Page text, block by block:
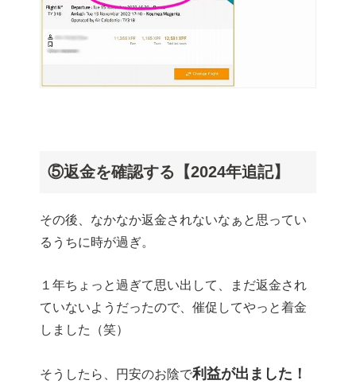
⑤返金を確認する【2024年追記】
その後、なかなか返金されないなぁと思ってい
るうちに時が過ぎ。
１年ちょっと過ぎて思い出して、まだ返金され
ていないようだったので、催促してやっと着金
しました（笑）
そうしたら、円安のお陰で利益が出ました！